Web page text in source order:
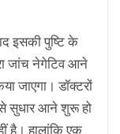
इसकी पुष्टि के
जांच नेगेटिव आने
जाएगा। डॉक्टरों
सुधार आने शुरू हो
है। हालांकि एक